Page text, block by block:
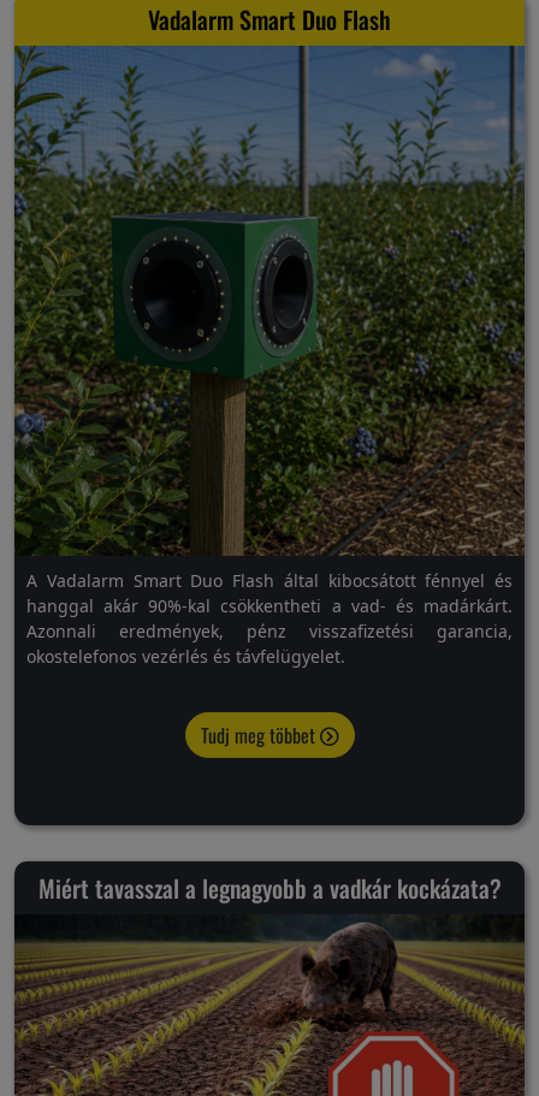
Visszaküldési
politika
Kapcsolatfelvétel
Regisztráció/Belépés
Vadalarm Smart Duo Flash
A Vadalarm Smart Duo Flash által kibocsátott fénnyel és
hanggal akár 90%-kal csökkentheti a vad- és madárkárt.
Azonnali eredmények, pénz visszafizetési garancia,
okostelefonos vezérlés és távfelügyelet.
Tudj meg többet
Miért tavasszal a legnagyobb a vadkár kockázata?